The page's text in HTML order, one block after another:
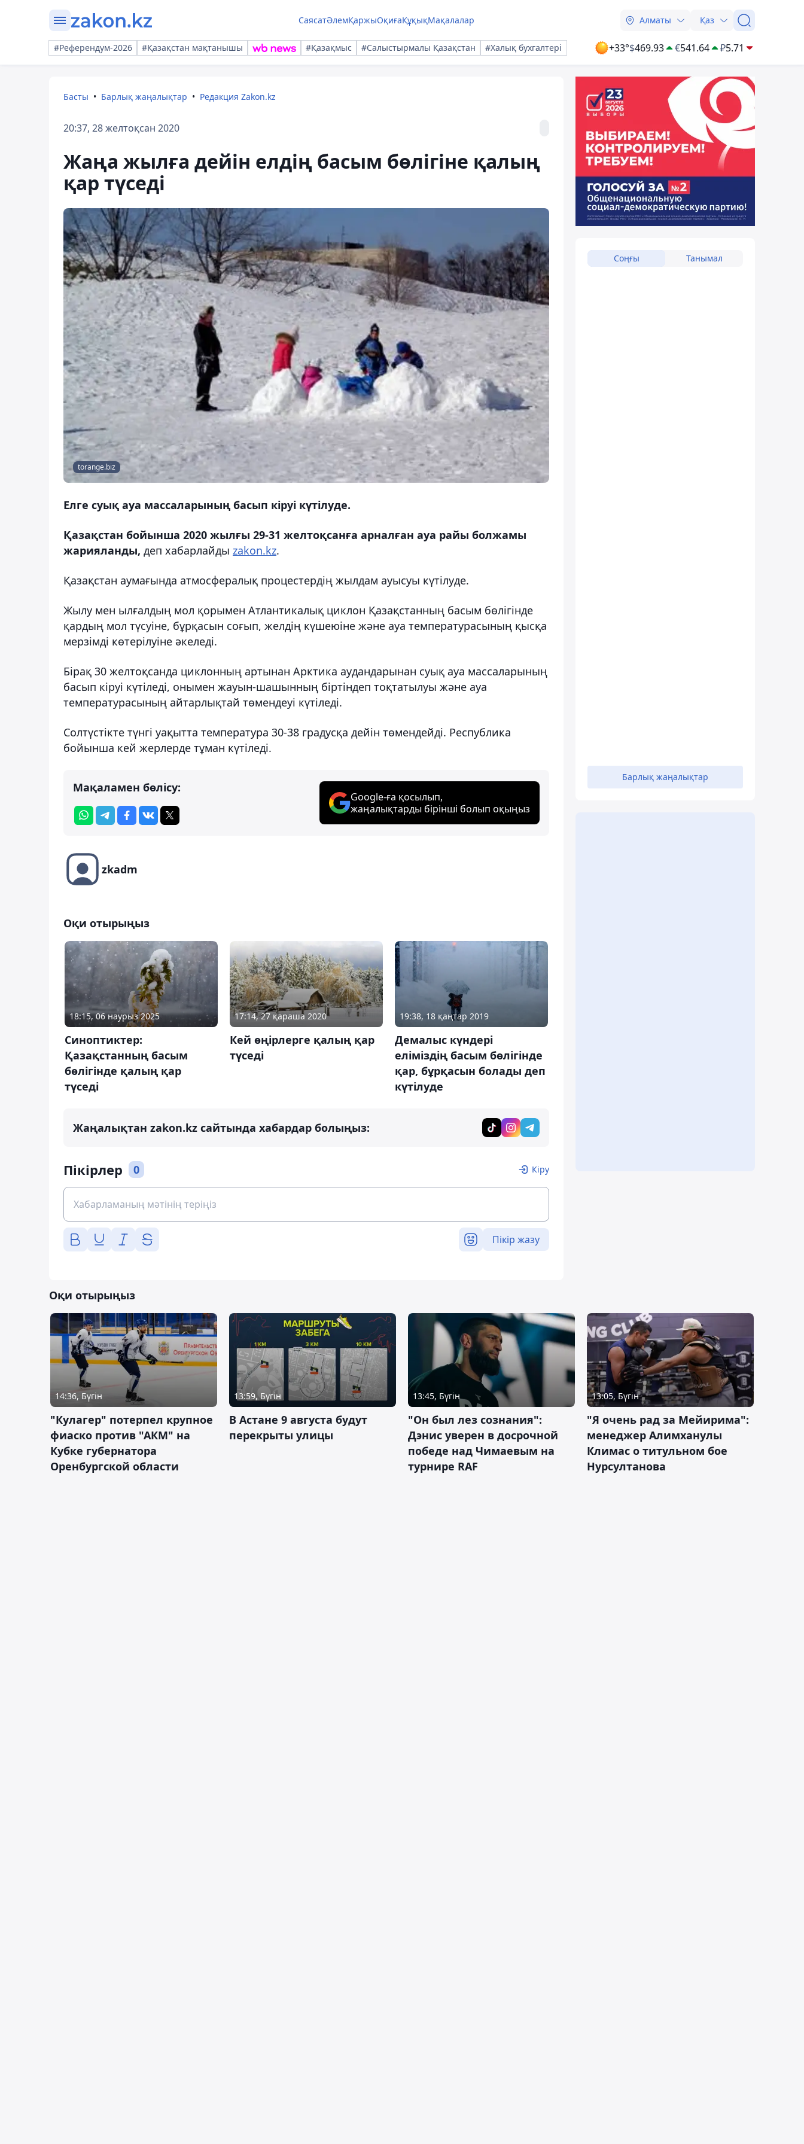
СаясатӘлемҚаржыОқиғаҚұқықМақалалар Алматы Қаз
#Референдум-2026 #Қазақстан мақтанышы #Қазақмыс #Салыстырмалы Қазақстан #Халық бухгалтері +33°$469.93 €541.64 ₽5.71
Басты Барлық жаңалықтар Редакция Zakon.kz
20:37, 28 желтоқсан 2020
Жаңа жылға дейін елдің басым бөлігіне қалың
қар түседі
torange.biz
Елге суық ауа массаларының басып кіруі күтілуде.
Қазақстан бойынша 2020 жылғы 29-31 желтоқсанға арналған ауа райы болжамы
жарияланды, деп хабарлайды zakon.kz.
Қазақстан аумағында атмосфералық процестердің жылдам ауысуы күтілуде.
Жылу мен ылғалдың мол қорымен Атлантикалық циклон Қазақстанның басым бөлігінде
қардың мол түсуіне, бұрқасын соғып, желдің күшеюіне және ауа температурасының қысқа
мерзімді көтерілуіне әкеледі.
Бірақ 30 желтоқсанда циклонның артынан Арктика аудандарынан суық ауа массаларының
басып кіруі күтіледі, онымен жауын-шашынның біртіндеп тоқтатылуы және ауа
температурасының айтарлықтай төмендеуі күтіледі.
Солтүстікте түнгі уақытта температура 30-38 градусқа дейін төмендейді. Республика
бойынша кей жерлерде тұман күтіледі.
Мақаламен бөлісу:
Google-ға қосылып,
жаңалықтарды бірінші болып оқыңыз
zkadm
Оқи отырыңыз
18:15, 06 наурыз 2025
Синоптиктер:
Қазақстанның басым
бөлігінде қалың қар
түседі
17:14, 27 қараша 2020
Кей өңірлерге қалың қар
түседі
19:38, 18 қаңтар 2019
Демалыс күндері
еліміздің басым бөлігінде
қар, бұрқасын болады деп
күтілуде
Жаңалықтан zakon.kz сайтында хабардар болыңыз:
Пікірлер 0 Кіру
Пікір жазу
Соңғы Танымал
Барлық жаңалықтар
Оқи отырыңыз
14:36, Бүгін
"Кулагер" потерпел крупное
фиаско против "АКМ" на
Кубке губернатора
Оренбургской области
13:59, Бүгін
В Астане 9 августа будут
перекрыты улицы
13:45, Бүгін
"Он был лез сознания":
Дэнис уверен в досрочной
победе над Чимаевым на
турнире RAF
13:05, Бүгін
"Я очень рад за Мейирима":
менеджер Алимханулы
Климас о титульном бое
Нурсултанова